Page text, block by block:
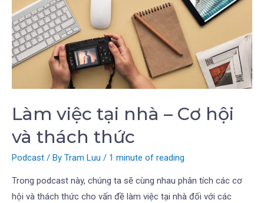
Làm việc tại nhà – Cơ hội
và thách thức
Podcast / By Tram Luu / 1 minute of reading
Trong podcast này, chúng ta sẽ cùng nhau phân tích các cơ
hội và thách thức cho vấn đề làm việc tại nhà đối với các